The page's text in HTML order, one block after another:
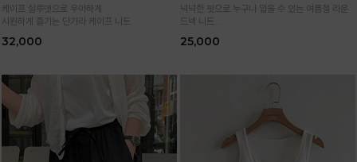
케이프 실루엣으로 우아하게
시원하게 즐기는 단가라 케이프 니트
32,000
넉넉한 핏으로 누구나 입을 수 있는 여름철 라운
드넥 니트
입어요
25,000